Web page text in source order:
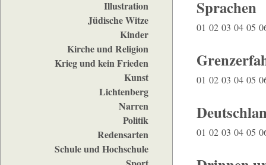
Illustration
Jüdische Witze
Kinder
Kirche und Religion
Krieg und kein Frieden
Kunst
Lichtenberg
Narren
Politik
Redensarten
Schule und Hochschule
Sprachen
01 02 03 04 05
01 02 03 04 05
01 02 03 04 05